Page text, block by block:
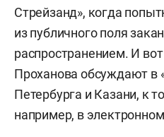
Стрейзанд», когда
из публичного поля
распространением. И
Проханова обсуждают в
Петербурга и Казани, к
например, в